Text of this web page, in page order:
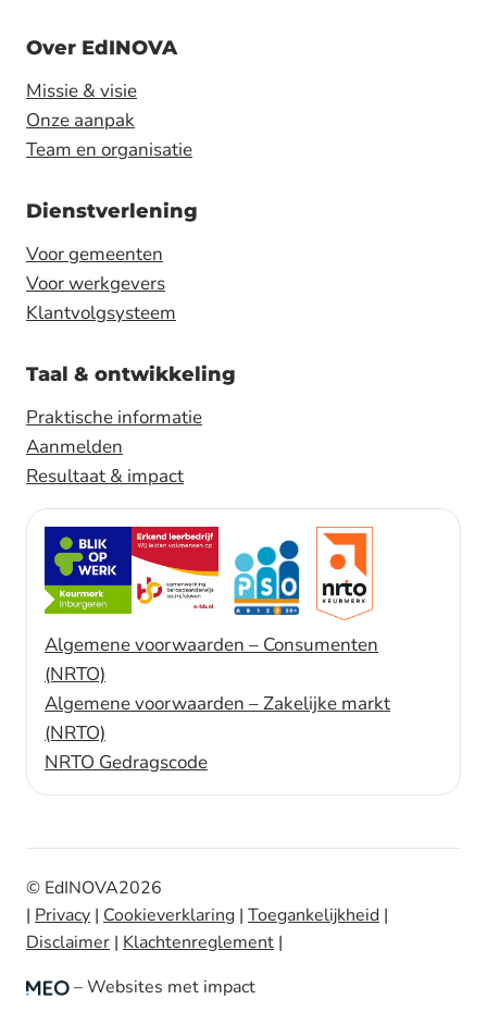
Over EdINOVA
Missie & visie
Onze aanpak
Team en organisatie
Dienstverlening
Voor gemeenten
Voor werkgevers
Klantvolgsysteem
Taal & ontwikkeling
Praktische informatie
Aanmelden
Resultaat & impact
Algemene voorwaarden – Consumenten
(NRTO)
Algemene voorwaarden – Zakelijke markt
(NRTO)
NRTO Gedragscode
© EdINOVA2026
| Privacy | Cookieverklaring | Toegankelijkheid |
Disclaimer | Klachtenreglement |
– Websites met impact